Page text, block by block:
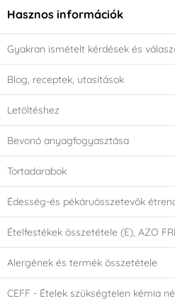
Hasznos információk
Gyakran ismételt kérdések és
Blog, receptek, utasítások
Letöltéshez
Bevonó anyagfogyasztása
Tortadarabok
Édesség-és pékáruösszetevők
Ételfestékek összetétele (E), AZO
Alergének és termék összetétele
CEFF - Ételek szükségtelen kémia